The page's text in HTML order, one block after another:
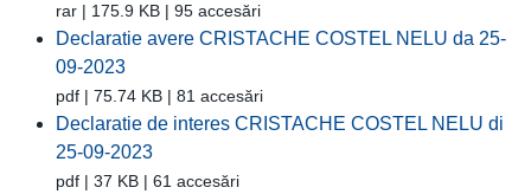
rar | 175.9 KB | 95 accesări
Declaratie avere CRISTACHE COSTEL NELU da 25-
09-2023
pdf | 75.74 KB | 81 accesări
Declaratie de interes CRISTACHE COSTEL NELU di
25-09-2023
pdf | 37 KB | 61 accesări